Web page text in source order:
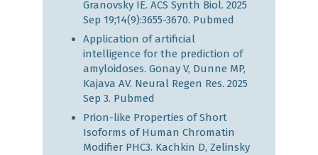
Granovsky IE. ACS Synth Biol. 2025
Sep 19;14(9):3655-3670. Pubmed
Application of artificial
intelligence for the prediction of
amyloidoses. Gonay V, Dunne MP,
Kajava AV. Neural Regen Res. 2025
Sep 3. Pubmed
Prion-like Properties of Short
Isoforms of Human Chromatin
Modifier PHC3. Kachkin D, Zelinsky